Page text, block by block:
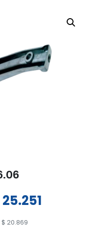
25.251
$ 20.869